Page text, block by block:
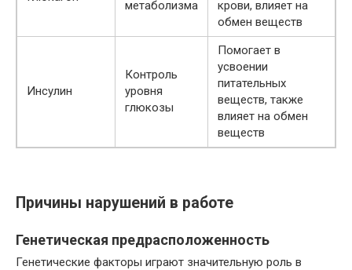
метаболизма
крови, влияет на
обмен веществ
Инсулин
Контроль
уровня
глюкозы
Помогает в
усвоении
питательных
веществ, также
влияет на обмен
веществ
Причины нарушений в работе
Генетическая предрасположенность
Генетические факторы играют значительную роль в